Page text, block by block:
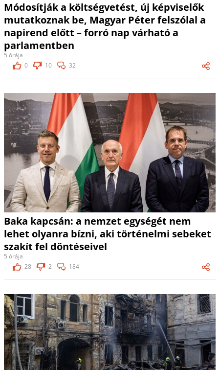
Módosítják a költségvetést, új képviselők
mutatkoznak be, Magyar Péter felszólal a
napirend előtt – forró nap várható a
parlamentben
5 órája
0
10 32
Baka kapcsán: a nemzet egységét nem
lehet olyanra bízni, aki történelmi sebeket
szakít fel döntéseivel
5 órája
28
2 184